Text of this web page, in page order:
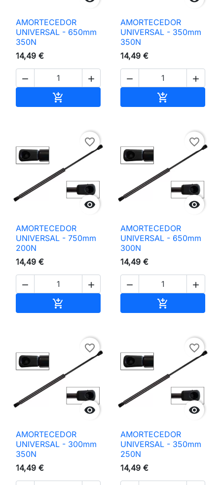
AMORTECEDOR
UNIVERSAL - 650mm
350N
14,49 €
 

AMORTECEDOR
UNIVERSAL - 350mm
350N
14,49 €
 


favorite_border
AMORTECEDOR
UNIVERSAL - 750mm
200N
14,49 €
 


favorite_border
AMORTECEDOR
UNIVERSAL - 650mm
300N
14,49 €
 


favorite_border
AMORTECEDOR
UNIVERSAL - 300mm
350N
14,49 €

favorite_border
AMORTECEDOR
UNIVERSAL - 350mm
250N
14,49 €